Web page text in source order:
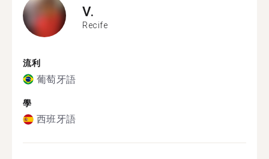
V.
Recife
流利
葡萄牙語
學
西班牙語